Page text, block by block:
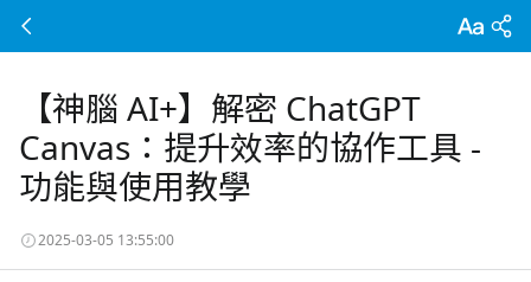
【神腦 AI+】解密 ChatGPT
Canvas：提升效率的協作工具 -
功能與使用教學
2025-03-05 13:55:00